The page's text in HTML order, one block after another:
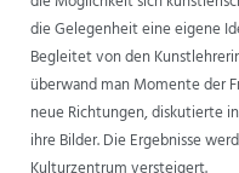
AUSTAUSCH UND
WETTBEWERBE UND
EHEMALIGE
FÄCHER
STUFENINFO
KONZEPTE
VERTRETUNGSPLAN
ÜBERMITTAG
UNTERRICHTSZEITEN
ELTERN
ELTERNMITWIRKUNG
GRUNDSCHÜLER
NEWS
KONTAKT
die Gelegenheit eine eigene
Begleitet von den
überwand man Momente der
neue Richtungen, diskutierte
ihre Bilder. Die Ergebnisse